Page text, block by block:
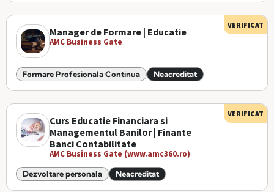
Manager de Formare | Educatie
AMC Business Gate
Formare Profesionala Continua Neacreditat
VERIFICAT
Curs Educatie Financiara si
Managementul Banilor | Finante
Banci Contabilitate
AMC Business Gate (www.amc360.ro)
Dezvoltare personala Neacreditat
VERIFICAT